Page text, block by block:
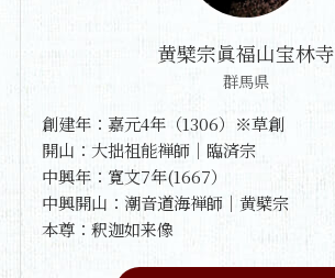
黄檗宗眞福山宝林寺
群馬県
創建年：嘉元4年（1306）※草創
開山：大拙祖能禅師｜臨済宗
中興年：寛文7年(1667）
中興開山：潮音道海禅師｜黄檗宗
本尊：釈迦如来像